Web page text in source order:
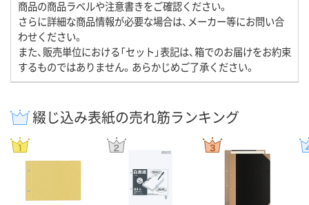
商品の商品ラベルや注意書きをご確認ください。
さらに詳細な商品情報が必要な場合は、メーカー等にお問い合
わせください。
また、販売単位における「セット」表記は、箱でのお届けをお約束
するものではありません。あらかじめご了承ください。
綴じ込み表紙の売れ筋ランキング